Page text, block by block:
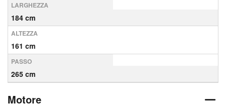
LARGHEZZA
184 cm
ALTEZZA
161 cm
PASSO
265 cm
Motore